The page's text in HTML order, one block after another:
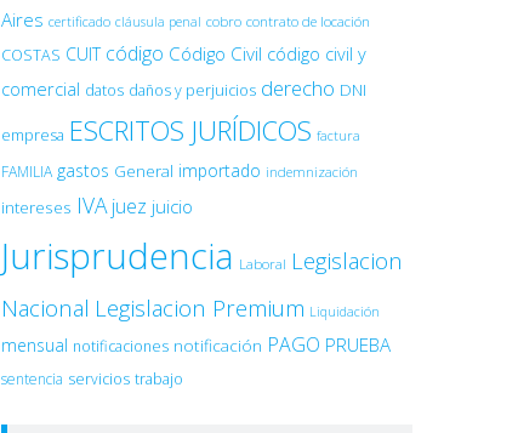
Aires certificado cláusula penal cobro contrato de locación
COSTAS CUIT código Código Civil código civil y
comercial datos daños y perjuicios derecho DNI
empresa ESCRITOS JURÍDICOS factura
FAMILIA gastos General importado indemnización
intereses IVA juez juicio
Jurisprudencia Laboral Legislacion
Nacional Legislacion Premium Liquidación
mensual notificaciones notificación PAGO PRUEBA
sentencia servicios trabajo